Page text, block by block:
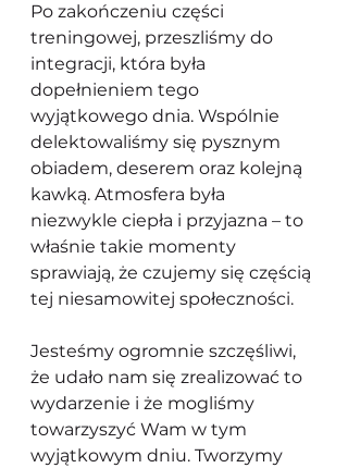
Po zakończeniu części
treningowej, przeszliśmy do
integracji, która była
dopełnieniem tego
wyjątkowego dnia. Wspólnie
delektowaliśmy się pysznym
obiadem, deserem oraz kolejną
kawką. Atmosfera była
niezwykle ciepła i przyjazna – to
właśnie takie momenty
sprawiają, że czujemy się częścią
tej niesamowitej społeczności.
Jesteśmy ogromnie szczęśliwi,
że udało nam się zrealizować to
wydarzenie i że mogliśmy
towarzyszyć Wam w tym
wyjątkowym dniu. Tworzymy